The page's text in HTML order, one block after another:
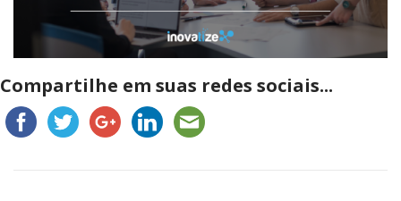
Compartilhe em suas redes sociais...